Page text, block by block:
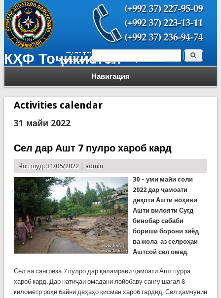
КҲФ Тоҷикистон
Навигация
Форма поиска Поиск
Activities calendar
31 майи 2022
Сел дар Ашт 7 пулро хароб кард
Чоп шуд: 31/05/2022 | admin
30 – уми майи соли
2022 дар ҷамоати
деҳоти Ашти ноҳияи
Ашти вилояти Суғд
бинобар сабаби
бориши борони зиёд
ва жола аз селроҳаи
Аштсой сел омад.
Сел ва сангреза 7 пулро дар қаламрави ҷамоати Ашт пурра
хароб кард. Дар натиҷаи омадани лойобаву сангу шағал 8
километр роҳи байни деҳаҳо қисман хароб гардид, Сел ҳамчунин